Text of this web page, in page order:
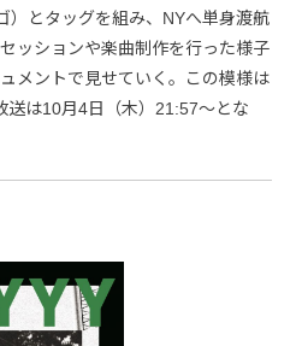
）とタッグを組み、NYへ単身渡航
ッションや楽曲制作を行った様子
メントで見せていく。この模様は
送は10月4日（木）21:57〜とな